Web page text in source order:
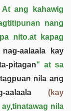
At ang kahawig
nang
nito.at kapag
aalaala kay
pitagan" at sa
nila ang
aalaala (kay
nila